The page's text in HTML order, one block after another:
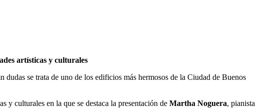
artísticas y culturales
se trata de uno de los edificios más hermosos de la Ciudad de Buenos
y culturales en la que se destaca la presentación de Martha Noguera, pianista